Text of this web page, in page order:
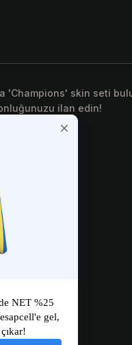
'Champions' skin seti
ilan edin!